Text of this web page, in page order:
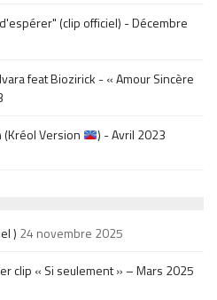
(clip officiel) - Décembre
feat Biozirick - « Amour Sincère
(Kréol Version
) - Avril 2023
) 24 novembre 2025
clip « Si seulement » – Mars 2025